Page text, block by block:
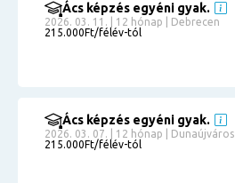
Ács képzés egyéni gyak.
2026. 03. 11. | 12 hónap | Debrecen
215.000Ft/félév-tól
Ács képzés egyéni gyak.
2026. 03. 07. | 12 hónap | Dunaújváros
215.000Ft/félév-tól